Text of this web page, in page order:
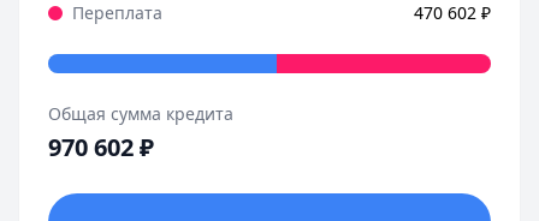
Переплата
470 602 ₽
Общая сумма кредита
970 602₽